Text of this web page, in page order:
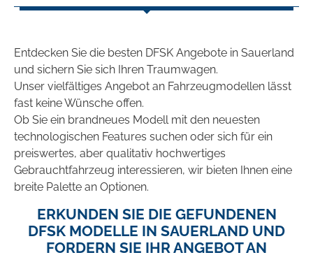
Entdecken Sie die besten DFSK Angebote in Sauerland
und sichern Sie sich Ihren Traumwagen.
Unser vielfältiges Angebot an Fahrzeugmodellen lässt
fast keine Wünsche offen.
Ob Sie ein brandneues Modell mit den neuesten
technologischen Features suchen oder sich für ein
preiswertes, aber qualitativ hochwertiges
Gebrauchtfahrzeug interessieren, wir bieten Ihnen eine
breite Palette an Optionen.
ERKUNDEN SIE DIE GEFUNDENEN
DFSK MODELLE IN SAUERLAND UND
FORDERN SIE IHR ANGEBOT AN